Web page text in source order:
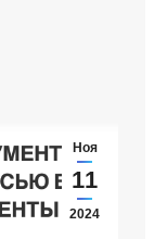
Ноя
11
2024